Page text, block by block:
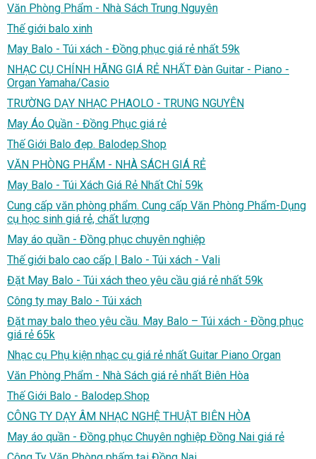
Văn Phòng Phẩm - Nhà Sách Trung Nguyên
Thế giới balo xinh
May Balo - Túi xách - Đồng phục giá rẻ nhất 59k
NHẠC CỤ CHÍNH HÃNG GIÁ RẺ NHẤT Đàn Guitar - Piano -
Organ Yamaha/Casio
TRƯỜNG DẠY NHẠC PHAOLO - TRUNG NGUYÊN
May Áo Quần - Đồng Phục giá rẻ
Thế Giới Balo đẹp. Balodep.Shop
VĂN PHÒNG PHẨM - NHÀ SÁCH GIÁ RẺ
May Balo - Túi Xách Giá Rẻ Nhất Chỉ 59k
Cung cấp văn phòng phẩm. Cung cấp Văn Phòng Phẩm-Dụng
cụ học sinh giá rẻ, chất lượng
May áo quần - Đồng phục chuyên nghiệp
Thế giới balo cao cấp | Balo - Túi xách - Vali
Đặt May Balo - Túi xách theo yêu cầu giá rẻ nhất 59k
Công ty may Balo - Túi xách
Đặt may balo theo yêu cầu. May Balo – Túi xách - Đồng phục
giá rẻ 65k
Nhạc cụ Phụ kiện nhạc cụ giá rẻ nhất Guitar Piano Organ
Văn Phòng Phẩm - Nhà Sách giá rẻ nhất Biên Hòa
Thế Giới Balo - Balodep.Shop
CÔNG TY DẠY ÂM NHẠC NGHỆ THUẬT BIÊN HÒA
May áo quần - Đồng phục Chuyên nghiệp Đồng Nai giá rẻ